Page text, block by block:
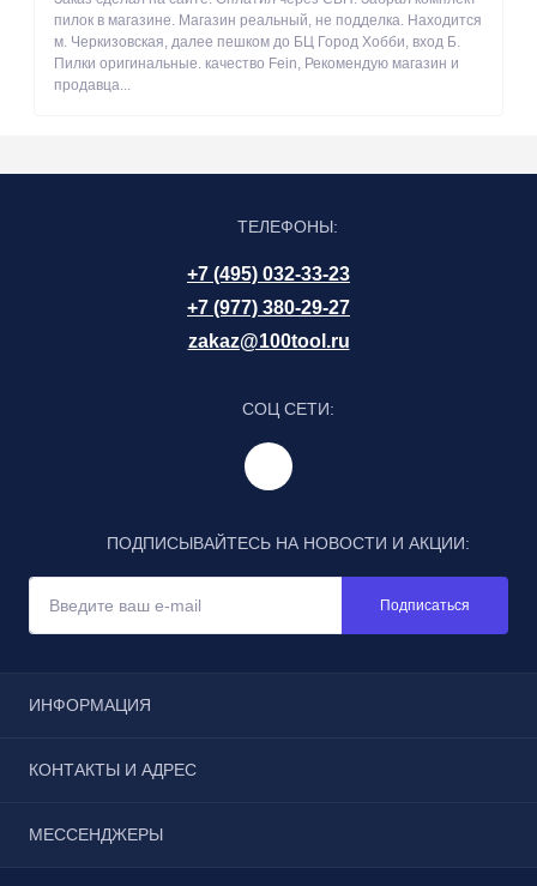
пилок в магазине. Магазин реальный, не подделка. Находится
м. Черкизовская, далее пешком до БЦ Город Хобби, вход Б.
Пилки оригинальные. качество Fein, Рекомендую магазин и
продавца...
ТЕЛЕФОНЫ:
+7 (495) 032-33-23
+7 (977) 380-29-27
zakaz@100tool.ru
СОЦ СЕТИ:
ПОДПИСЫВАЙТЕСЬ НА НОВОСТИ И АКЦИИ:
Подписаться
ИНФОРМАЦИЯ
Реквизиты
Каталог
КОНТАКТЫ И АДРЕС
185
МЕССЕНДЖЕРЫ